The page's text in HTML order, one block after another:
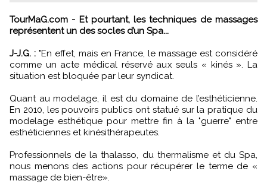
TourMaG.com - Et pourtant, les techniques de massages
représentent un des socles d’un Spa...
J-J.G. : "En effet, mais en France, le massage est considéré
comme un acte médical réservé aux seuls « kinés ». La
situation est bloquée par leur syndicat.
Quant au modelage, il est du domaine de l’esthéticienne.
En 2010, les pouvoirs publics ont statué sur la pratique du
modelage esthétique pour mettre fin à la "guerre" entre
esthéticiennes et kinésithérapeutes.
Professionnels de la thalasso, du thermalisme et du Spa,
nous menons des actions pour récupérer le terme de «
massage de bien-être».